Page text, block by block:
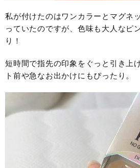
私が付けたのはワンカラーとマグネ
っていたのですが、色味も大人なピ
り！
短時間で指先の印象をぐっと引き上
ト前や急なお出かけにもぴったり。